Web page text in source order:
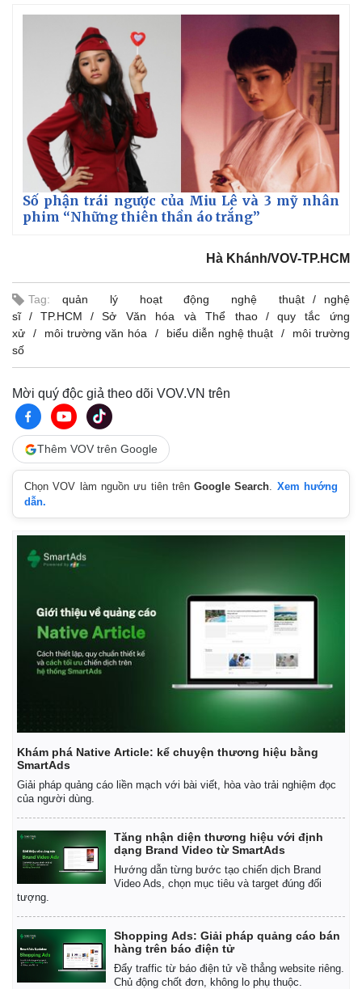
Thị trường
Số phận trái ngược của Miu Lê và 3 mỹ nhân
phim “Những thiên thần áo trắng”
Hà Khánh/VOV-TP.HCM
Tag: quản lý hoạt động nghệ thuật
nghệ
sĩ
TP.HCM Sở Văn hóa và Thể thao
quy tắc ứng
xử
môi trường văn hóa biểu diễn nghệ thuật
môi trường
số
Mời quý độc giả theo dõi VOV.VN trên
Thêm VOV trên Google
Chọn VOV làm nguồn ưu tiên trênGoogle Search. Xem hướng
dẫn.
Khám phá Native Article: kể chuyện thương hiệu bằng
SmartAds
Giải pháp quảng cáo liền mạch với bài viết, hòa vào trải nghiệm đọc
của người dùng.
Tăng nhận diện thương hiệu với định
dạng Brand Video từ SmartAds
Hướng dẫn từng bước tạo chiến dịch Brand
Video Ads, chọn mục tiêu và target đúng đối
tượng.
Shopping Ads: Giải pháp quảng cáo bán
hàng trên báo điện tử
Đẩy traffic từ báo điện tử về thẳng website riêng.
Chủ động chốt đơn, không lo phụ thuộc.